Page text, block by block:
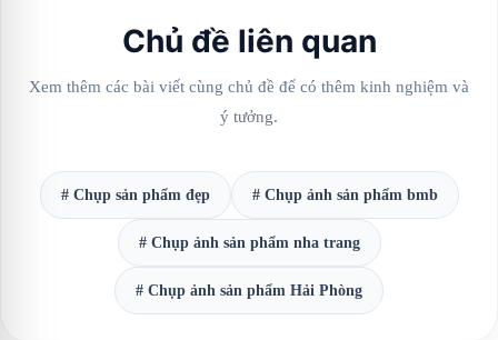
Chủ đề liên quan
Xem thêm các bài viết cùng chủ đề để có thêm kinh nghiệm và
ý tưởng.
# Chụp sản phẩm đẹp # Chụp ảnh sản phẩm bmb
# Chụp ảnh sản phẩm nha trang
# Chụp ảnh sản phẩm Hải Phòng